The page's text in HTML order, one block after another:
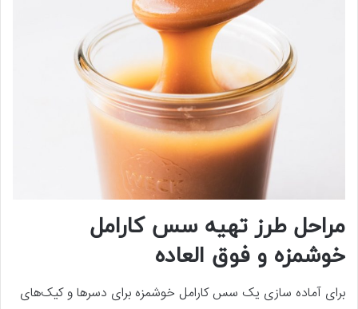
مراحل طرز تهیه سس کارامل
خوشمزه و فوق العاده
برای آماده سازی یک سس کارامل خوشمزه برای دسرها و کیک‌های